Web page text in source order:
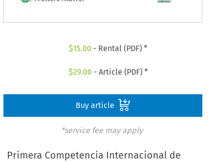
$15.00 - Rental (PDF) *
$29.00 - Article (PDF) *
Buy article
*service fee may apply
Primera Competencia Internacional de